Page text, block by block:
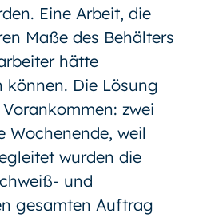
Eine Arbeit, die
Maße des Behälters
hätte
Die Lösung
zwei
Wochenende, weil
wurden die
und
gesamten Auftrag